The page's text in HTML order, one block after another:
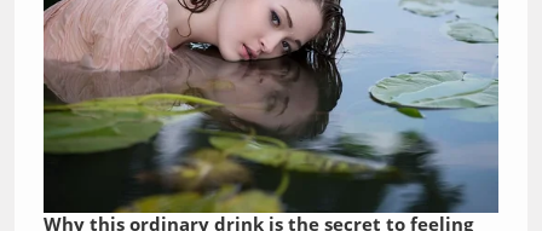
Why this ordinary drink is the secret to feeling